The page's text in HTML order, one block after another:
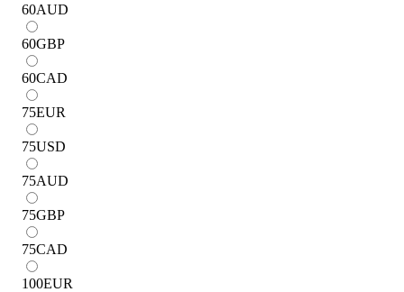
60AUD
60GBP
60CAD
75EUR
75USD
75AUD
75GBP
75CAD
100EUR